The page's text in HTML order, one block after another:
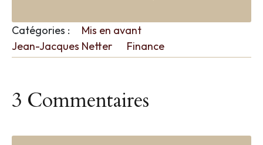
Catégories :
Mis en avant
Jean-Jacques Netter
Finance
3 Commentaires